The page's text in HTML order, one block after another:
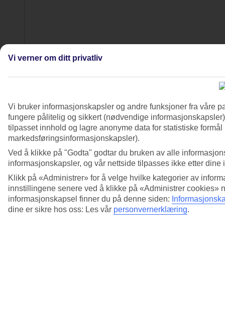
4/5
Vi verner om ditt privatliv
Vi bruker informasjonskapsler og andre funksjoner fra våre
fungere pålitelig og sikkert (nødvendige
tilpasset innhold og lagre anonyme data for statistiske
markedsføringsinformasjonskapsler).
Ved å klikke på "Godta" godtar du bruken av alle
informasjonskapsler, og vår nettside tilpasses ikke etter dine
Klikk på «Administrer» for å velge hvilke kategorier av
innstillingene senere ved å klikke på «Administrer cookies»
informasjonskapsel finner du på denne siden:
dine er sikre hos oss: Les vår personvernerklæring.